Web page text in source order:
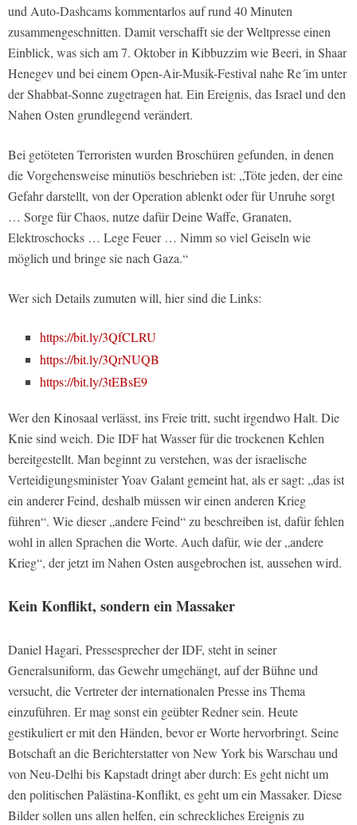
und Auto-Dashcams kommentarlos auf rund 40 Minuten
zusammengeschnitten. Damit verschafft sie der Weltpresse einen
Einblick, was sich am 7. Oktober in Kibbuzzim wie Beeri, in Shaar
Henegev und bei einem Open-Air-Musik-Festival nahe Re´im unter
der Shabbat-Sonne zugetragen hat. Ein Ereignis, das Israel und den
Nahen Osten grundlegend verändert.
Bei getöteten Terroristen wurden Broschüren gefunden, in denen
die Vorgehensweise minutiös beschrieben ist: „Töte jeden, der eine
Gefahr darstellt, von der Operation ablenkt oder für Unruhe sorgt
… Sorge für Chaos, nutze dafür Deine Waffe, Granaten,
Elektroschocks … Lege Feuer … Nimm so viel Geiseln wie
möglich und bringe sie nach Gaza.“
Wer sich Details zumuten will, hier sind die Links:
https://bit.ly/3QfCLRU
https://bit.ly/3QrNUQB
https://bit.ly/3tEBsE9
Wer den Kinosaal verlässt, ins Freie tritt, sucht irgendwo Halt. Die
Knie sind weich. Die IDF hat Wasser für die trockenen Kehlen
bereitgestellt. Man beginnt zu verstehen, was der israelische
Verteidigungsminister Yoav Galant gemeint hat, als er sagt: „das ist
ein anderer Feind, deshalb müssen wir einen anderen Krieg
führen“. Wie dieser „andere Feind“ zu beschreiben ist, dafür fehlen
wohl in allen Sprachen die Worte. Auch dafür, wie der „andere
Krieg“, der jetzt im Nahen Osten ausgebrochen ist, aussehen wird.
Kein Konflikt, sondern ein Massaker
Daniel Hagari, Pressesprecher der IDF, steht in seiner
Generalsuniform, das Gewehr umgehängt, auf der Bühne und
versucht, die Vertreter der internationalen Presse ins Thema
einzuführen. Er mag sonst ein geübter Redner sein. Heute
gestikuliert er mit den Händen, bevor er Worte hervorbringt. Seine
Botschaft an die Berichterstatter von New York bis Warschau und
von Neu-Delhi bis Kapstadt dringt aber durch: Es geht nicht um
den politischen Palästina-Konflikt, es geht um ein Massaker. Diese
Bilder sollen uns allen helfen, ein schreckliches Ereignis zu